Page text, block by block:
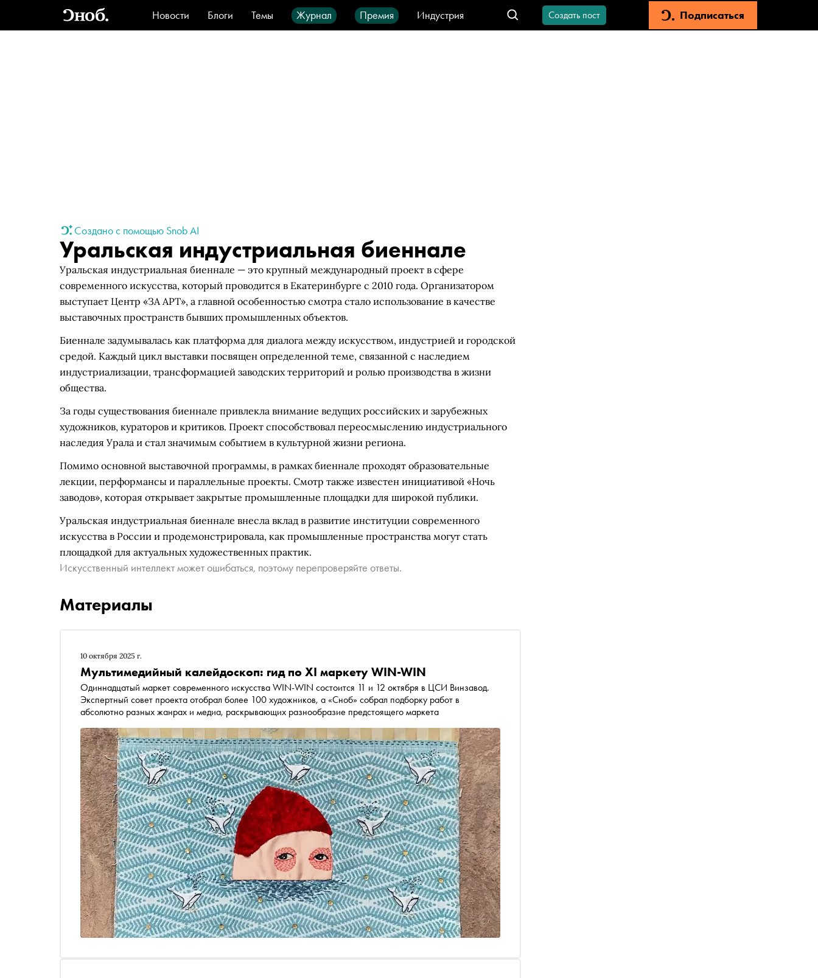
Новости Блоги Темы Журнал Премия
Индустрия
Стиль
Видео Город IT-продукты
Создать пост Подписаться
Создано с помощью Snob AI
Уральская индустриальная биеннале
Уральская индустриальная биеннале — это крупный международный проект в сфере
современного искусства, который проводится в Екатеринбурге с 2010 года. Организатором
выступает Центр «ЗА АРТ», а главной особенностью смотра стало использование в качестве
выставочных пространств бывших промышленных объектов.
Биеннале задумывалась как платформа для диалога между искусством, индустрией и городской
средой. Каждый цикл выставки посвящен определенной теме, связанной с наследием
индустриализации, трансформацией заводских территорий и ролью производства в жизни
общества.
За годы существования биеннале привлекла внимание ведущих российских и зарубежных
художников, кураторов и критиков. Проект способствовал переосмыслению индустриального
наследия Урала и стал значимым событием в культурной жизни региона.
Помимо основной выставочной программы, в рамках биеннале проходят образовательные
лекции, перформансы и параллельные проекты. Смотр также известен инициативой «Ночь
заводов», которая открывает закрытые промышленные площадки для широкой публики.
Уральская индустриальная биеннале внесла вклад в развитие институции современного
искусства в России и продемонстрировала, как промышленные пространства могут стать
площадкой для актуальных художественных практик.
Искусственный интеллект может ошибаться, поэтому перепроверяйте ответы.
Материалы
10 октября 2025 г.
Мультимедийный калейдоскоп: гид по XI маркету WIN-WIN
Одиннадцатый маркет современного искусства WIN-WIN состоится 11 и 12 октября в ЦСИ Винзавод.
Экспертный совет проекта отобрал более 100 художников, а «Сноб» собрал подборку работ в
абсолютно разных жанрах и медиа, раскрывающих разнообразие предстоящего маркета